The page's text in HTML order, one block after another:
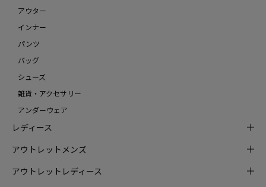
アウター
インナー
パンツ
バッグ
シューズ
雑貨・アクセサリー
アンダーウェア
レディース
アウトレットメンズ
アウトレットレディース